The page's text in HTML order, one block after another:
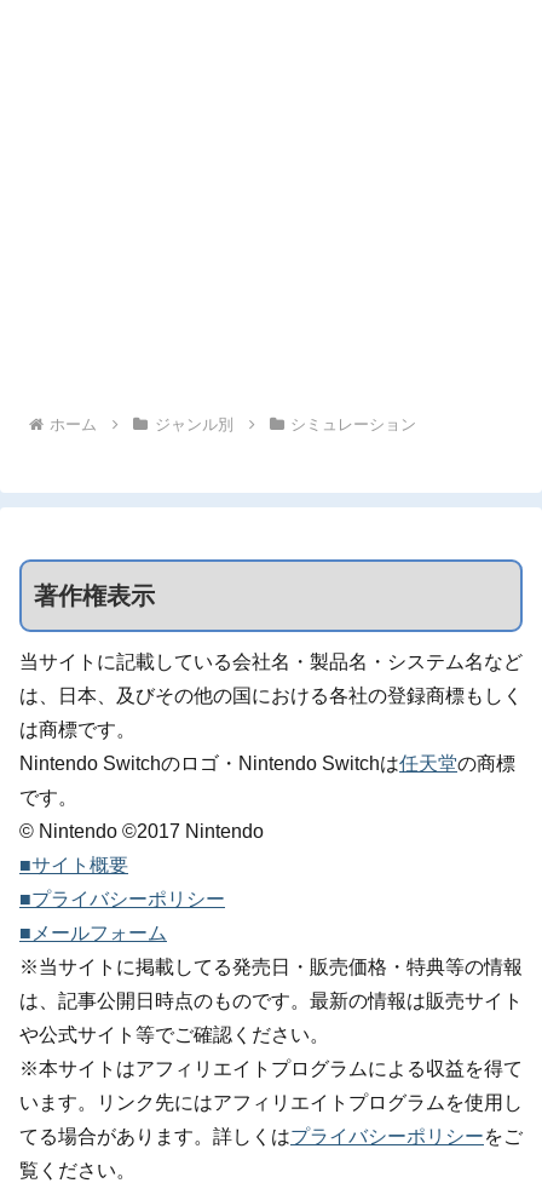
ホーム ジャンル別 シミュレーション
著作権表示
当サイトに記載している会社名・製品名・システム名など
は、日本、及びその他の国における各社の登録商標もしく
は商標です。
Nintendo Switchのロゴ・Nintendo Switchは任天堂の商標
です。
© Nintendo ©2017 Nintendo
■サイト概要
■プライバシーポリシー
■メールフォーム
※当サイトに掲載してる発売日・販売価格・特典等の情報
は、記事公開日時点のものです。最新の情報は販売サイト
や公式サイト等でご確認ください。
※本サイトはアフィリエイトプログラムによる収益を得て
います。リンク先にはアフィリエイトプログラムを使用し
てる場合があります。詳しくはプライバシーポリシーをご
覧ください。